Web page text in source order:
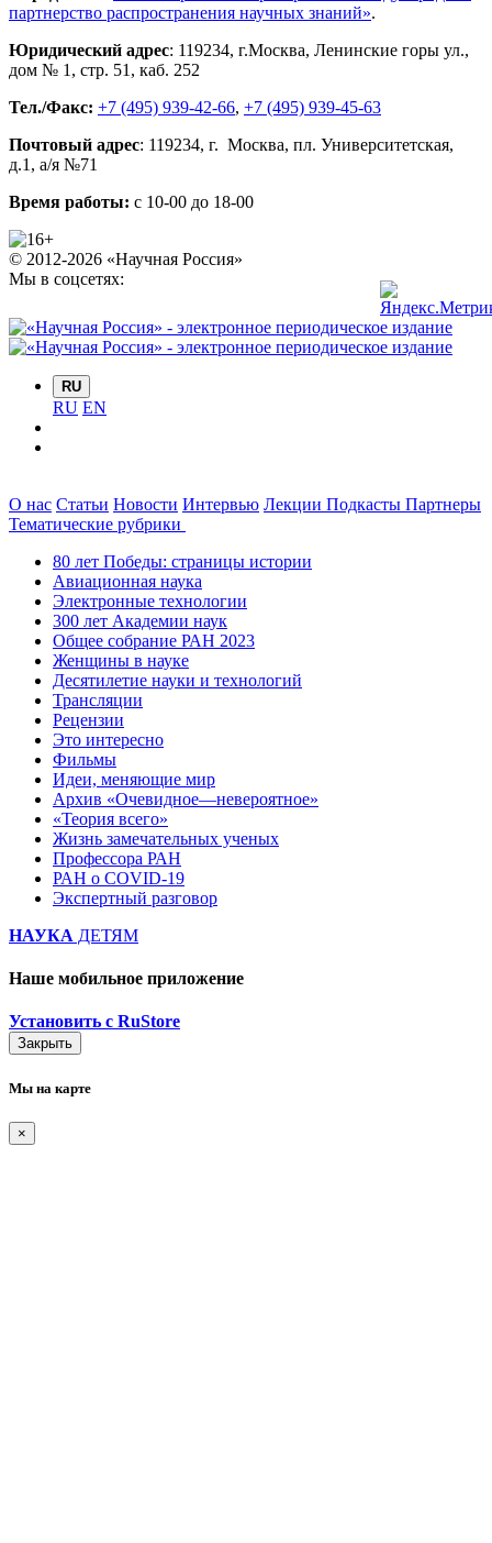
партнерство распространения научных знаний».
Юридический адрес: 119234, г.Москва, Ленинские горы ул.,
дом № 1, стр. 51 , каб. 252
Тел./Факс: +7 (495) 939-42-66, +7 (495) 939-45-63
Почтовый адрес: 119234, г. Москва, пл. Университетская,
д.1 , а/я №71
Время работы: с 10-00 до 18-00
© 2012-2026 «Научная Россия»
Мы в соцсетях:
RU
RU EN
О нас Статьи Новости Интервью Лекции Подкасты Партнеры
Тематические рубрики
80 лет Победы: страницы истории
Авиационная наука
Электронные технологии
300 лет Академии наук
Общее собрание РАН 2023
Женщины в науке
Десятилетие науки и технологий
Трансляции
Рецензии
Это интересно
Фильмы
Идеи, меняющие мир
Архив «Очевидное—невероятное»
«Теория всего»
Жизнь замечательных ученых
Профессора РАН
РАН о COVID-19
Экспертный разговор
НАУКА ДЕТЯМ
Наше мобильное приложение
Установить с RuStore
Закрыть
Мы на карте
×